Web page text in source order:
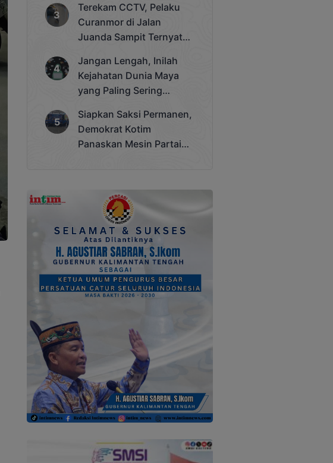
Cup 2025
Terekam CCTV, Pelaku
Curanmor di Jalan
Juanda Sampit Ternyata
Jangan Lengah, Inilah
Kejahatan Dunia Maya
yang Paling Sering
Siapkan Saksi Permanen,
Demokrat Kotim
Panaskan Mesin Partai